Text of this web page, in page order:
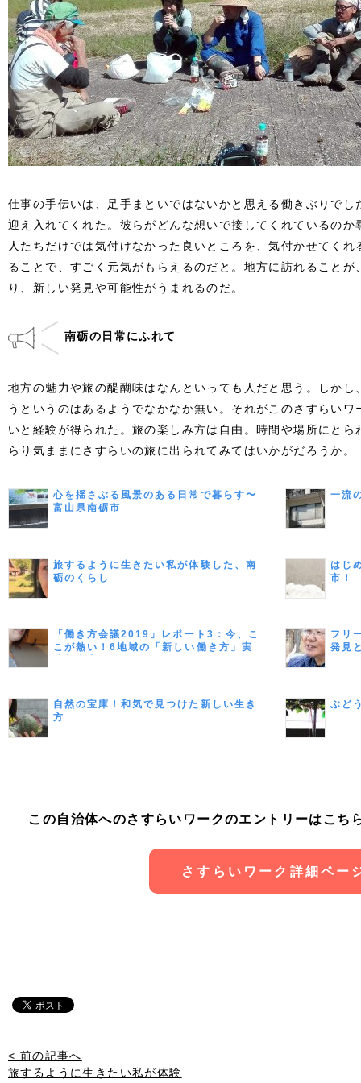
仕事の手伝いは、足手まといではないかと思える働きぶりで
迎え入れてくれた。彼らがどんな想いで接してくれているの
人たちだけでは気付けなかった良いところを、気付かせてく
ることで、すごく元気がもらえるのだと。地方に訪れること
り、新しい発見や可能性がうまれるのだ。
南砺の日常にふれて
地方の魅力や旅の醍醐味はなんといっても人だと思う。しか
うというのはあるようでなかなか無い。それがこのさすらい
いと経験が得られた。旅の楽しみ方は自由。時間や場所にと
らり気ままにさすらいの旅に出られてみてはいかがだろうか。
心を揺さぶる風景のある日常で暮らす〜
富山県南砺市
一流
旅するように生きたい私が体験した、南
砺のくらし
はじ
市！
「働き方会議2019」レポート3：今、こ
こが熱い！6地域の「新しい働き方」実
フリ
発見
自然の宝庫！和気で見つけた新しい生き
方
ぶど
この自治体へのさすらいワークのエントリーはこち
さすらいワーク詳細ペー
< 前の記事へ
旅するように生きたい私が体験